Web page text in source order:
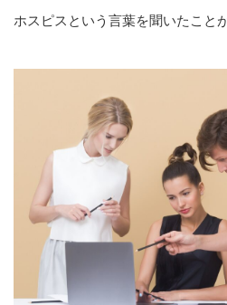
ホスピスという言葉を聞いたこと